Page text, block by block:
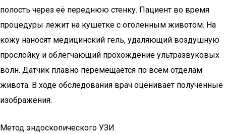
полость через её переднюю стенку. Пациент во время
процедуры лежит на кушетке с оголенным животом. На
кожу наносят медицинский гель, удаляющий воздушную
прослойку и облегчающий прохождение ультразвуковых
волн. Датчик плавно перемещается по всем отделам
живота. В ходе обследования врач оценивает полученные
изображения.
Метод эндоскопического УЗИ